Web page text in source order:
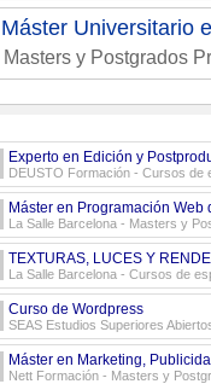
Máster Universitario
Masters y Postgrados
Experto en Edición y
DEUSTO Formación - Cursos de
Máster en Programación
La Salle Barcelona - Masters y
TEXTURAS, LUCES Y
La Salle Barcelona - Cursos de
Curso de Wordpress
SEAS Estudios Superiores
Máster en Marketing,
Nett Formación - Masters y